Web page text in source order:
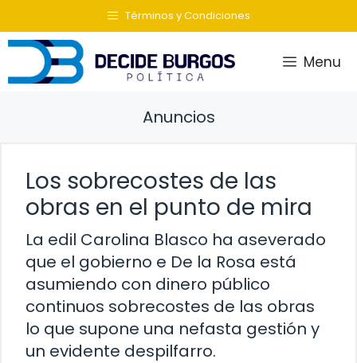
al
contenido
Términos y Condiciones
Menu
Anuncios
Los sobrecostes de las
obras en el punto de mira
La edil Carolina Blasco ha aseverado
que el gobierno e De la Rosa está
asumiendo con dinero público
continuos sobrecostes de las obras
lo que supone una nefasta gestión y
un evidente despilfarro.